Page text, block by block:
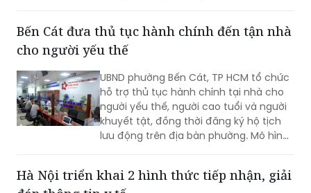
Bến Cát đưa thủ tục hành chính đến tận nhà
cho người yếu thế
UBND phường Bến Cát, TP HCM tổ chức
hỗ trợ thủ tục hành chính tại nhà cho
người yếu thế, người cao tuổi và người
khuyết tật, đồng thời đăng ký hộ tịch
lưu động trên địa bàn phường. Mô hình
Hà Nội triển khai 2 hình thức tiếp nhận, giải